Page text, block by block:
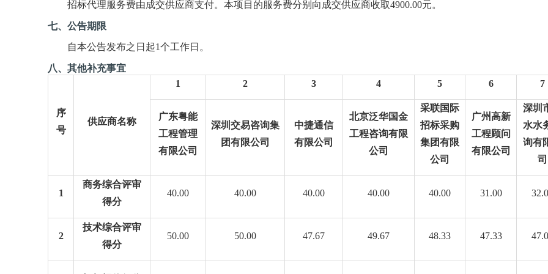
招标代理服务费由成交供应商支付。本项目的服务费分别向成交供应商收取4900.00元。
七、公告期限
自本公告发布之日起1个工作日。
八、其他补充事宜
序
号
供应商名称
1 2 3 4 5 6 7
广东粤能
工程管理
有限公司
深圳交易咨询集
团有限公司
中捷通信
有限公司
北京泛华国金
工程咨询有限
公司
采联国际
招标采购
集团有限
公司
广州高新
工程顾问
有限公司
深圳
水水
询有
司
1
商务综合评审
得分
40.00 40.00 40.00 40.00 40.00 31.00
2
技术综合评审
得分
50.00 50.00 47.67 49.67 48.33 47.33